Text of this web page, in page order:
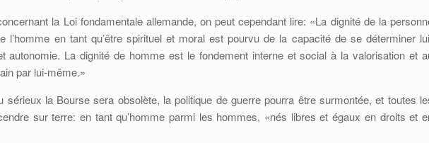
la Loi fondamentale allemande, on peut cependant lire: «La dignité de la
l’homme en tant qu’être spirituel et moral est pourvu de la capacité de se déterminer
autonomie. La dignité de homme est le fondement interne et social à la valorisation et
par lui-même.»
sérieux la Bourse sera obsolète, la politique de guerre pourra être surmontée, et toutes
sur terre: en tant qu’homme parmi les hommes, «nés libres et égaux en droits et